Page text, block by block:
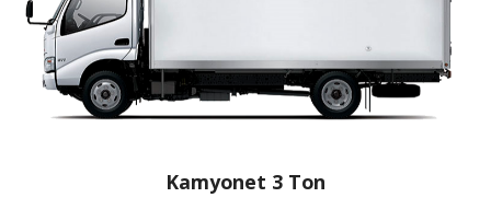
Kamyonet 3 Ton